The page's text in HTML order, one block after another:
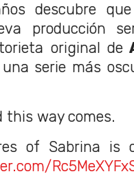
descubre que
producción
original de
serie más
this way comes.
of Sabrina is